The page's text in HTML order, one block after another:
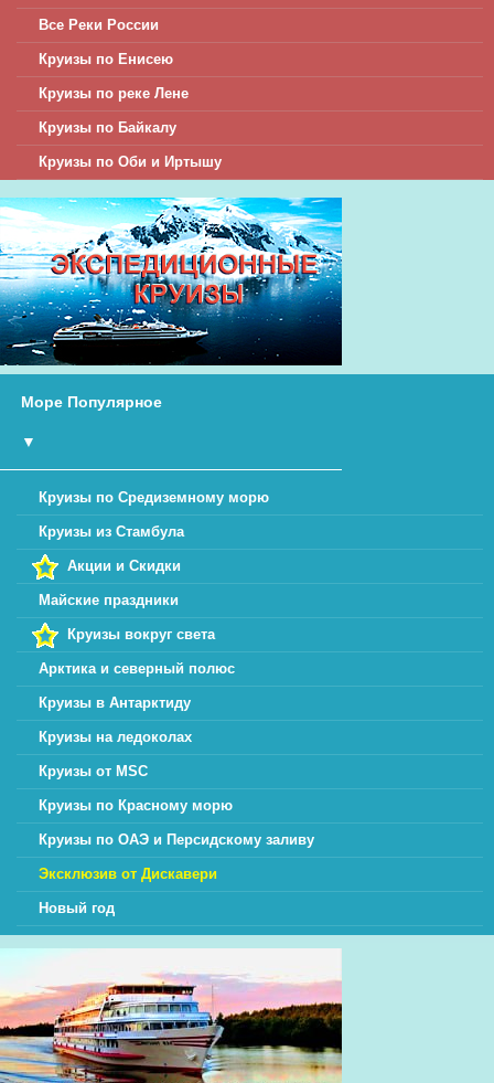
Все Реки России
Круизы по Енисею
Круизы по реке Лене
Круизы по Байкалу
Круизы по Оби и Иртышу
Море Популярное
▼
Круизы по Средиземному морю
Круизы из Стамбула
Акции и Скидки
Майские праздники
Круизы вокруг света
Арктика и северный полюс
Круизы в Антарктиду
Круизы на ледоколах
Круизы от MSC
Круизы по Красному морю
Круизы по ОАЭ и Персидскому заливу
Эксклюзив от Дискавери
Новый год